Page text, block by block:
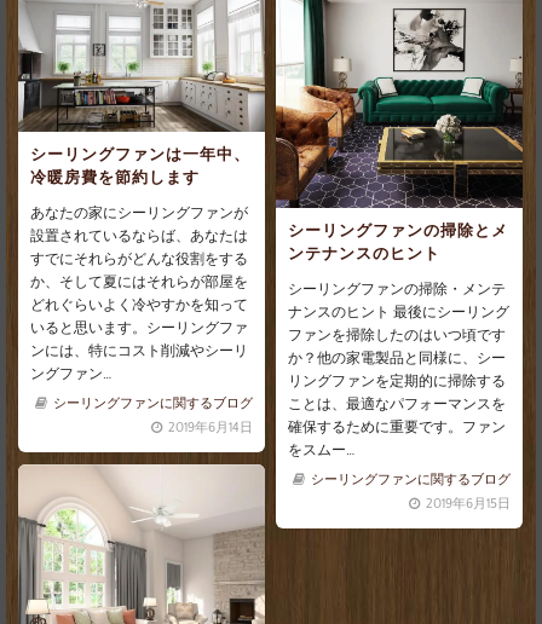
シーリングファンの掃除とメ
ンテナンスのヒント
シーリングファンの掃除・メンテ
ナンスのヒント 最後にシーリング
ファンを掃除したのはいつ頃です
か？他の家電製品と同様に、シー
リングファンを定期的に掃除する
ことは、最適なパフォーマンスを
確保するために重要です。ファン
をスムー…
シーリングファンに関するブログ
2019年6月15日
シーリングファンは一年中、
冷暖房費を節約します
あなたの家にシーリングファンが
設置されているならば、あなたは
すでにそれらがどんな役割をする
か、そして夏にはそれらが部屋を
どれぐらいよく冷やすかを知って
いると思います。シーリングファ
ンには、特にコスト削減やシーリ
ングファン…
シーリングファンに関するブログ
2019年6月14日